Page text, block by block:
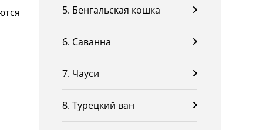
5. Бенгальская кошка
6. Саванна
7. Чауси
8. Турецкий ван